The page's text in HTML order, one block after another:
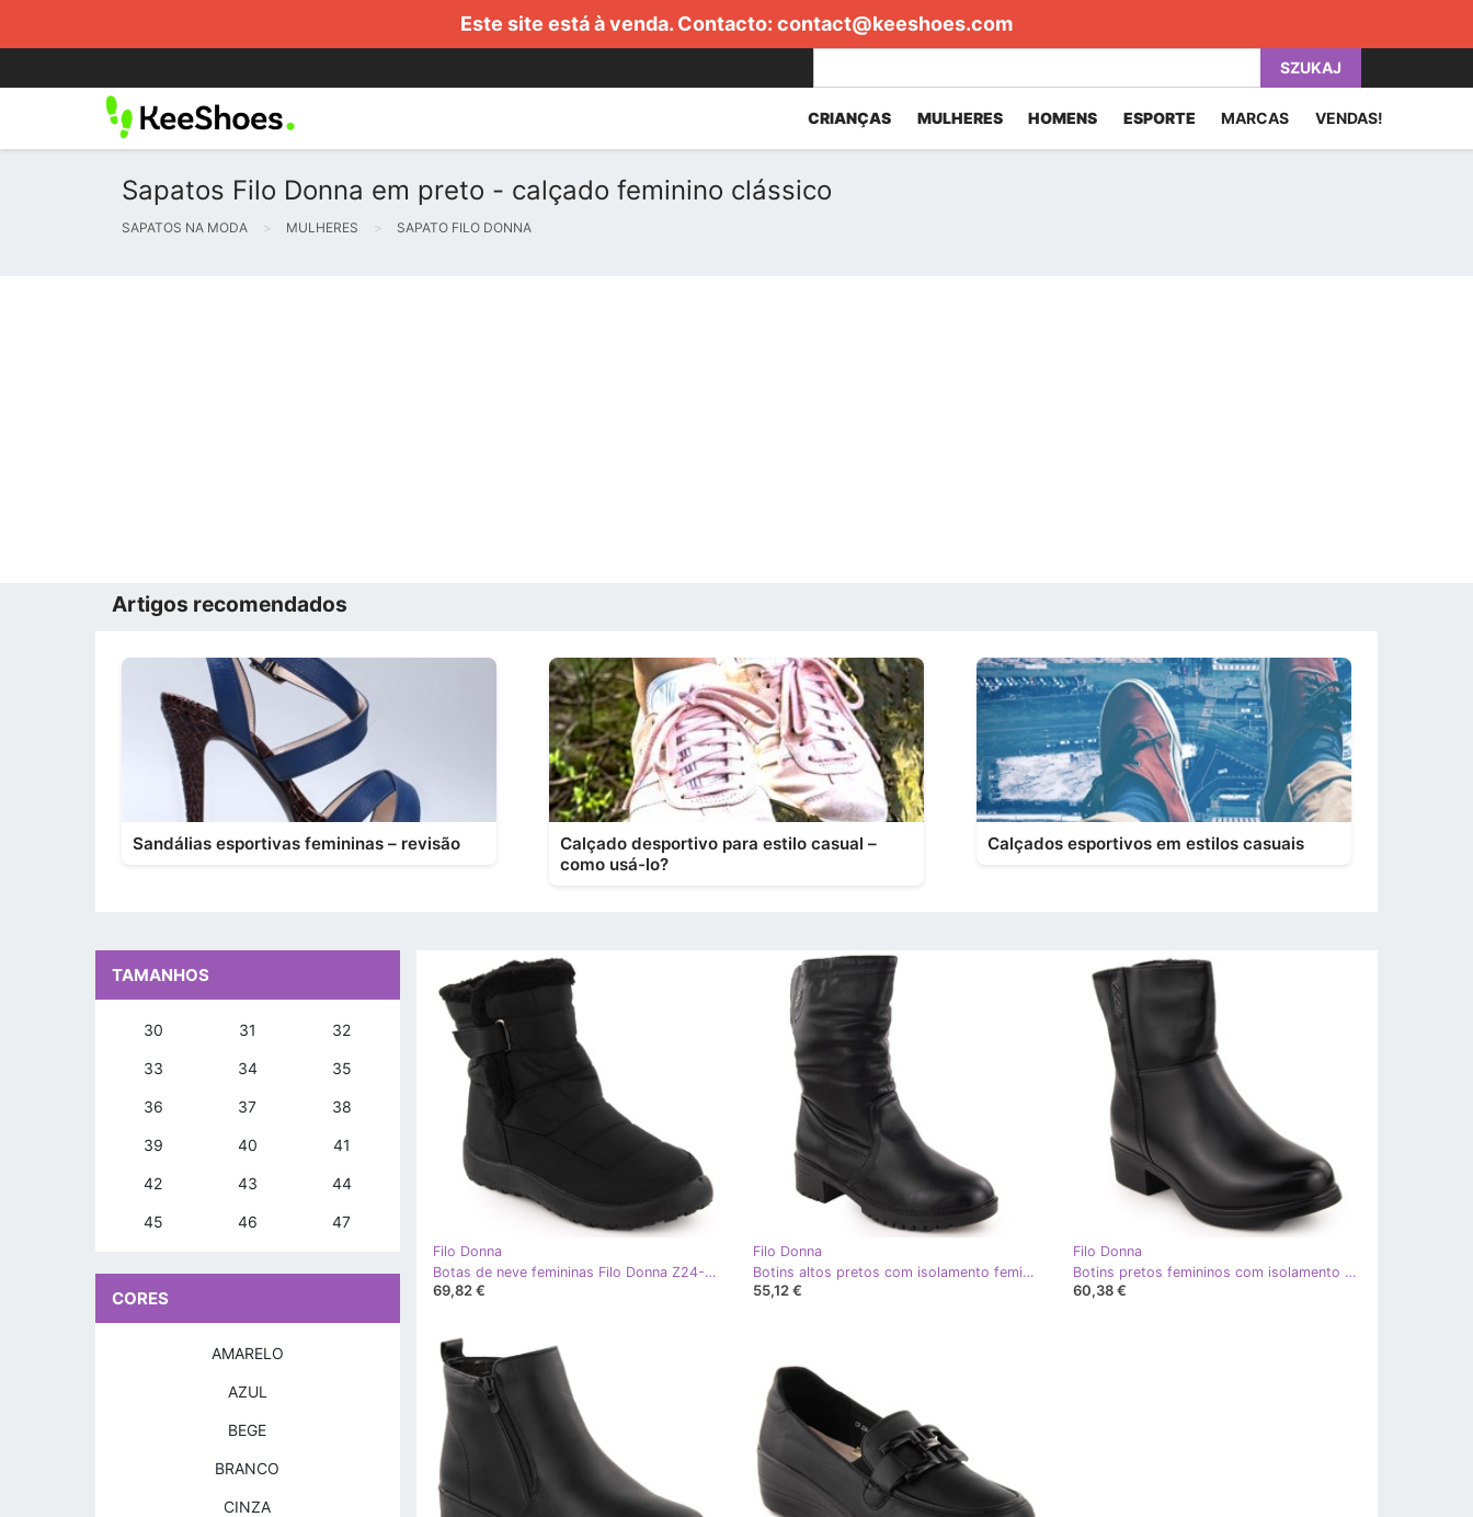
Este site está à venda. Contacto: contact@keeshoes.com
SZUKAJ
CRIANÇAS MULHERES HOMENS ESPORTE MARCAS VENDAS!
Sapatos Filo Donna em preto - calçado feminino clássico
SAPATOS NA MODA MULHERES SAPATO FILO DONNA
Artigos recomendados
Sandálias esportivas femininas – revisão
Calçado desportivo para estilo casual –
como usá-lo?
Calçados esportivos em estilos casuais
Filo Donna
Botas de neve femininas Filo Donna Z24-50 pretas com pele preto
69,82 €
Filo Donna
Botins altos pretos com isolamento feminino Filo Donna Z24-43
55,12 €
Filo Donna
Botins pretos femininos com isolamento Filo Donna Z24-39
60,38 €
TAMANHOS
30 31 32
33 34 35
36 37 38
39 40 41
42 43 44
45 46 47
CORES
AMARELO
AZUL
BEGE
BRANCO
CINZA